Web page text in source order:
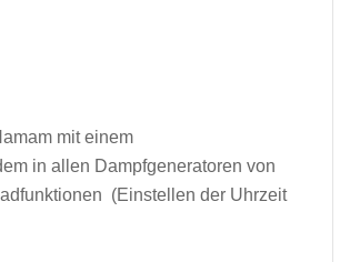
mit einem
in allen Dampfgeneratoren von
(Einstellen der Uhrzeit